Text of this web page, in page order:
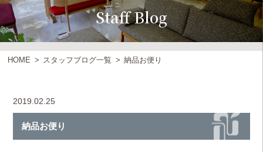
Staff Blog
HOME スタッフブログ一覧 納品お便り
2019.02.25
納品お便り